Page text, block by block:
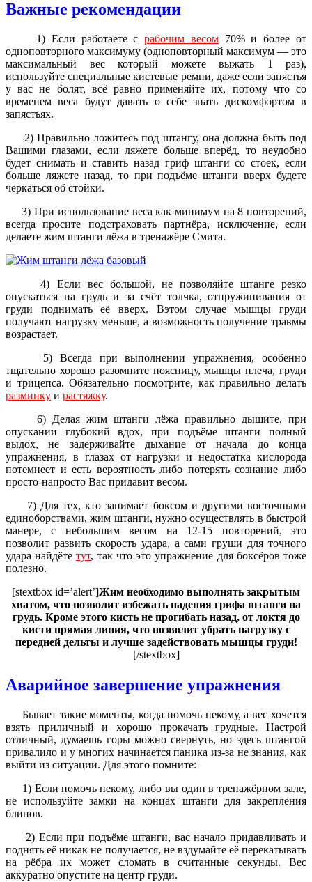
Важные рекомендации
1) Если работаете срабочим весом70% и более от
одноповторного максимуму (одноповторный максимум — это
максимальный вес который можете выжать 1 раз),
используйте специальные кистевые ремни, даже если запястья
у вас не болят, всё равно применяйте их, потому что со
временем веса будут давать о себе знать дискомфортом в
запястьях.
2) Правильно ложитесь под штангу, она должна быть под
Вашими глазами, если ляжете больше вперёд, то неудобно
будет снимать и ставить назад гриф штанги со стоек, если
больше ляжете назад, то при подъёме штанги вверх будете
черкаться об стойки.
3) При использование веса как минимум на 8 повторений,
всегда просите подстраховать партнёра, исключение, если
делаете жим штанги лёжа в тренажёре Смита.
4) Если вес большой, не позволяйте штанге резко
опускаться на грудь и за счёт толчка, отпружинивания от
груди поднимать её вверх. Вэтом случае мышцы груди
получают нагрузку меньше, а возможность получение травмы
возрастает.
5) Всегда при выполнении упражнения, особенно
тщательно хорошо разомните поясницу, мышцы плеча, груди
и трицепса. Обязательно посмотрите, как правильно делать
разминку и растяжку.
6) Делая жим штанги лёжа правильно дышите, при
опускании глубокий вдох, при подъёме штанги полный
выдох, не задерживайте дыхание от начала до конца
упражнения, в глазах от нагрузки и недостатка кислорода
потемнеет и есть вероятность либо потерять сознание либо
просто-напросто Вас придавит весом.
7) Для тех, кто занимает боксом и другими восточными
единоборствами, жим штанги, нужно осуществлять в быстрой
манере, с небольшим весом на 12-15 повторений, это
позволит развить скорость удара, а сами груши для точного
удара найдётетут, так что это упражнение для боксёров тоже
полезно.
[stextbox id=’alert’]Жим необходимо выполнять закрытым
хватом, что позволит избежать падения грифа штанги на
грудь. Кроме этого кисть не прогибать назад, от локтя до
кисти прямая линия, что позволит убрать нагрузку с
передней дельты и лучше задействовать мышцы груди!
[/stextbox]
Аварийное завершение упражнения
Бывает такие моменты, когда помочь некому, а вес хочется
взять приличный и хорошо прокачать грудные. Настрой
отличный, думаешь горы можно свернуть, но здесь штангой
привалило и у многих начинается паника из-за не знания, как
выйти из ситуации. Для этого помните:
1) Если помочь некому, либо вы один в тренажёрном зале,
не используйте замки на концах штанги для закрепления
блинов.
2) Если при подъёме штанги, вас начало придавливать и
поднять её никак не получается, не вздумайте её перекатывать
на рёбра их может сломать в считанные секунды. Вес
аккуратно опустите на центр груди.